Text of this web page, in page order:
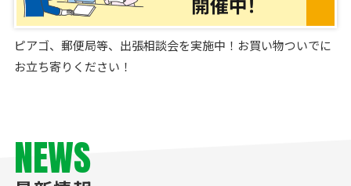
ピアゴ、郵便局等、出張相談会を実施中！お買い物ついでに
お立ち寄りください！
NEWS